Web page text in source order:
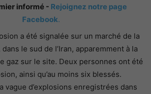
informé - Rejoignez notre page
Facebook.
a été signalée sur un marché de la
dans le sud de l’Iran, apparemment à la
gaz sur le site. Deux personnes ont été
ainsi qu’au moins six blessés.
vague d’explosions enregistrées dans